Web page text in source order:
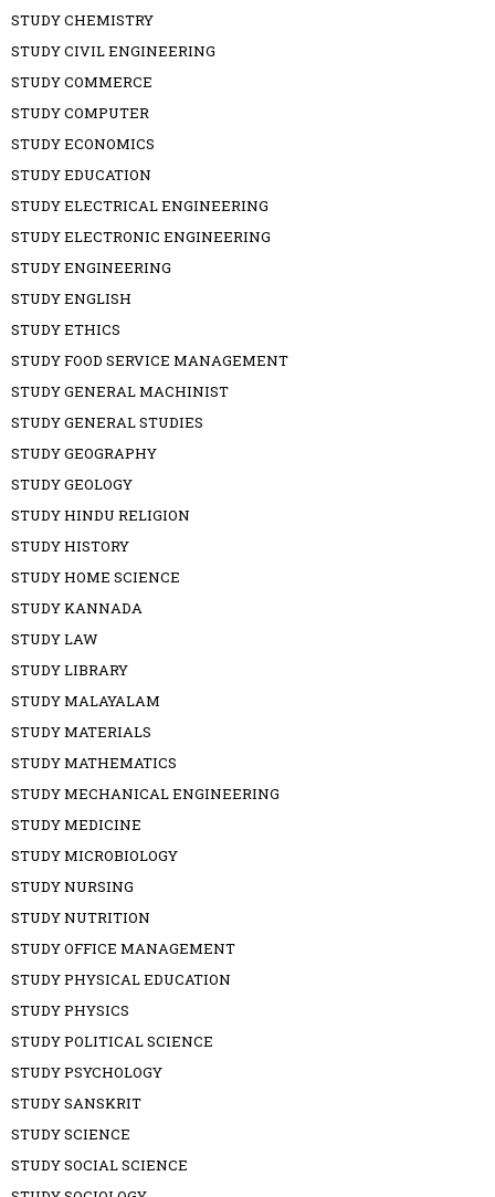
STUDY CHEMISTRY
STUDY CIVIL ENGINEERING
STUDY COMMERCE
STUDY COMPUTER
STUDY ECONOMICS
STUDY EDUCATION
STUDY ELECTRICAL ENGINEERING
STUDY ELECTRONIC ENGINEERING
STUDY ENGINEERING
STUDY ENGLISH
STUDY ETHICS
STUDY FOOD SERVICE MANAGEMENT
STUDY GENERAL MACHINIST
STUDY GENERAL STUDIES
STUDY GEOGRAPHY
STUDY GEOLOGY
STUDY HINDU RELIGION
STUDY HISTORY
STUDY HOME SCIENCE
STUDY KANNADA
STUDY LAW
STUDY LIBRARY
STUDY MALAYALAM
STUDY MATERIALS
STUDY MATHEMATICS
STUDY MECHANICAL ENGINEERING
STUDY MEDICINE
STUDY MICROBIOLOGY
STUDY NURSING
STUDY NUTRITION
STUDY OFFICE MANAGEMENT
STUDY PHYSICAL EDUCATION
STUDY PHYSICS
STUDY POLITICAL SCIENCE
STUDY PSYCHOLOGY
STUDY SANSKRIT
STUDY SCIENCE
STUDY SOCIAL SCIENCE